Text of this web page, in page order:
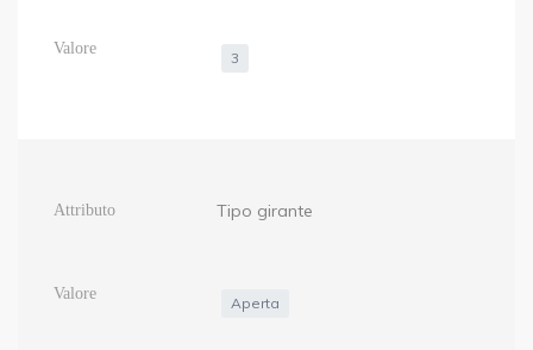
3
Tipo girante
Aperta